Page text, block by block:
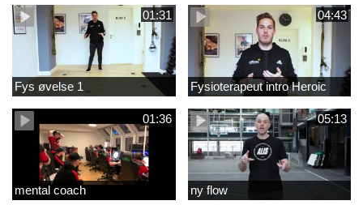
01:31
Fys øvelse 1
04:43
Fysioterapeut intro Heroic
01:36
mental coach
05:13
ny flow